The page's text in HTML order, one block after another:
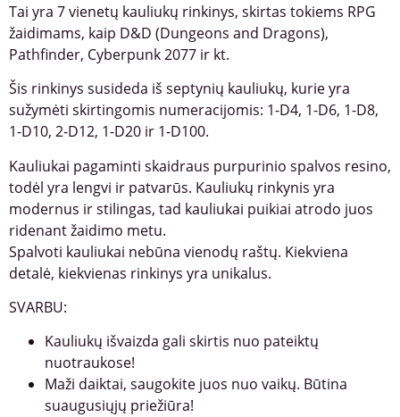
Tai yra 7 vienetų kauliukų rinkinys, skirtas tokiems RPG
žaidimams, kaip D&D (Dungeons and Dragons),
Pathfinder, Cyberpunk 2077 ir kt.
Šis rinkinys susideda iš septynių kauliukų, kurie yra
sužymėti skirtingomis numeracijomis: 1-D4, 1-D6, 1-D8,
1-D10, 2-D12, 1-D20 ir 1-D100.
Kauliukai pagaminti skaidraus purpurinio spalvos resino,
todėl yra lengvi ir patvarūs. Kauliukų rinkynis yra
modernus ir stilingas, tad kauliukai puikiai atrodo juos
ridenant žaidimo metu.
Spalvoti kauliukai nebūna vienodų raštų. Kiekviena
detalė, kiekvienas rinkinys yra unikalus.
SVARBU:
Kauliukų išvaizda gali skirtis nuo pateiktų
nuotraukose!
Maži daiktai, saugokite juos nuo vaikų. Būtina
suaugusiųjų priežiūra!